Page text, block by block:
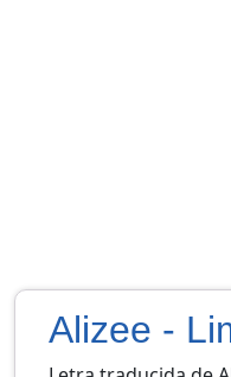
Alizee -